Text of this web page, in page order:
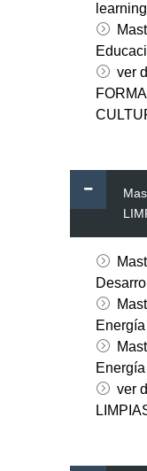
learning
ver
ver